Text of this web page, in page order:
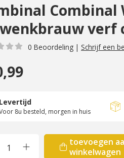
verf
0 Beoordeling | Schrijf een
Levertijd
8u besteld, morgen in huis
toevoegen
winkelwagen